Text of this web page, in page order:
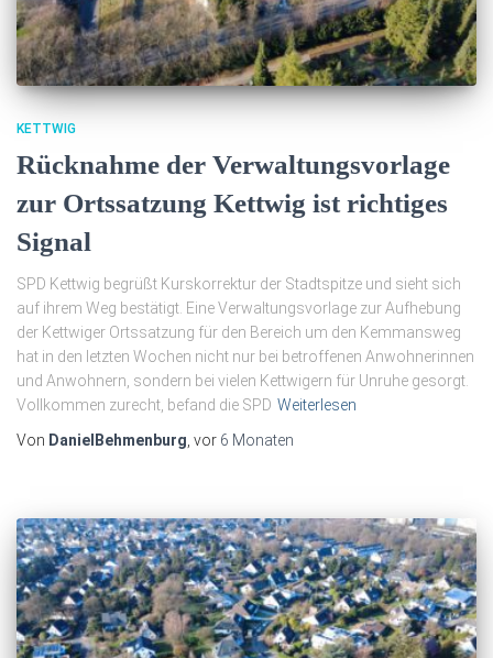
KETTWIG
Rücknahme der Verwaltungsvorlage
zur Ortssatzung Kettwig ist richtiges
Signal
SPD Kettwig begrüßt Kurskorrektur der Stadtspitze und sieht sich
auf ihrem Weg bestätigt. Eine Verwaltungsvorlage zur Aufhebung
der Kettwiger Ortssatzung für den Bereich um den Kemmansweg
hat in den letzten Wochen nicht nur bei betroffenen Anwohnerinnen
und Anwohnern, sondern bei vielen Kettwigern für Unruhe gesorgt.
Vollkommen zurecht, befand die SPD Weiterlesen
Von DanielBehmenburg, vor 6 Monaten